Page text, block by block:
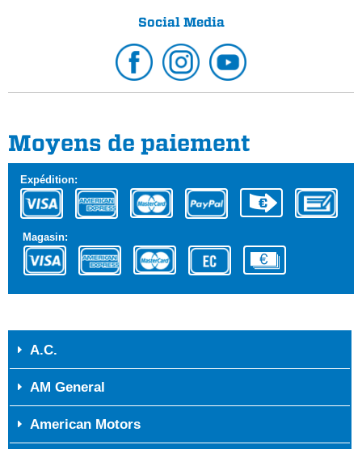
Social Media
Moyens de paiement
Expédition:
Magasin:
A.C.
AM General
American Motors